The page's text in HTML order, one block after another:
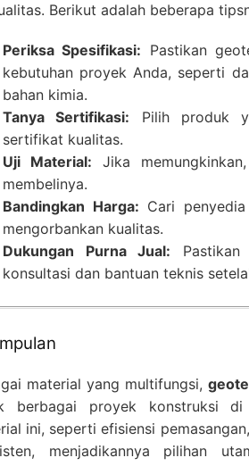
Berikut adalah beberapa
Periksa Spesifikasi: Pastikan
kebutuhan proyek Anda, seperti
bahan kimia.
Tanya Sertifikasi: Pilih produk
sertifikat kualitas.
Uji Material: Jika
membelinya.
Bandingkan Harga: Cari
mengorbankan kualitas.
Dukungan Purna Jual: Pastikan
konsultasi dan bantuan teknis
material yang multifungsi,
berbagai proyek konstruksi di
ini, seperti efisiensi
menjadikannya pilihan